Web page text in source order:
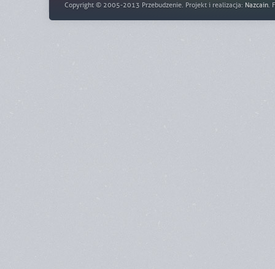
Copyright © 2005-2013 Przebudzenie. Projekt i realizacja: Nazcain.